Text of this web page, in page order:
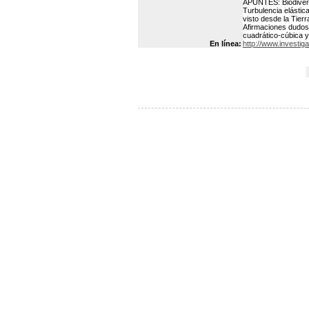
APUNTES:
Turbulencia
visto desde la
Afirmaciones
cuadrático-cúbica
En línea: http://